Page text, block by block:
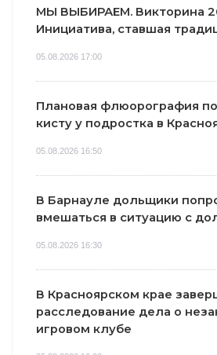
МЫ ВЫБИРАЕМ. Викторина
Инициатива, ставшая
05.08.2026 17:00
Плановая флюорография
кисту у подростка в
05.08.2026 16:50
В Барнауле дольщики
вмешаться в ситуацию с
05.08.2026 16:30
В Красноярском крае
расследование дела о
игровом клубе